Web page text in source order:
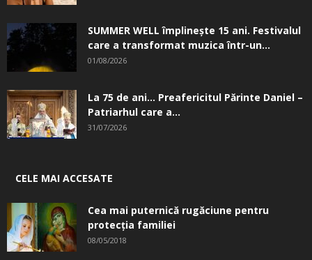
SUMMER WELL împlinește 15 ani. Festivalul
care a transformat muzica într-un...
01/08/2026
La 75 de ani… Preafericitul Părinte Daniel –
Patriarhul care a...
31/07/2026
CELE MAI ACCESATE
Cea mai puternică rugăciune pentru
protecția familiei
08/05/2018